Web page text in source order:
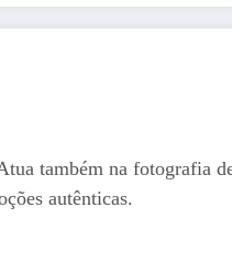
também na fotografia
autênticas.